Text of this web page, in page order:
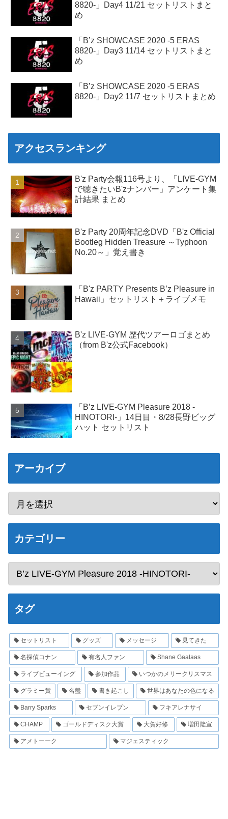
8820-」Day4 11/21 セットリストまと
め
「B’z SHOWCASE 2020 -5 ERAS
8820-」Day3 11/14 セットリストまと
め
「B’z SHOWCASE 2020 -5 ERAS
8820-」Day2 11/7 セットリストまとめ
アクセスランキング
B'z Party会報116号より、「LIVE-GYM
で聴きたいB'zナンバー」アンケート集
計結果 まとめ
B'z Party 20周年記念DVD「B'z Official
Bootleg Hidden Treasure ～Typhoon
No.20～」覚え書き
「B'z PARTY Presents B’z Pleasure in
Hawaii」セットリスト＋ライブメモ
B'z LIVE-GYM 歴代ツアーロゴまとめ
（from B'z公式Facebook）
「B’z LIVE-GYM Pleasure 2018 -
HINOTORI-」14日目・8/28長野ビッグ
ハット セットリスト
アーカイブ
カテゴリー
タグ
セットリスト グッズ メッセージ 見てきた
名探偵コナン 有名人ファン Shane Gaalaas
ライブビューイング 参加作品 いつかのメリークリスマス
グラミー賞 名盤 書き起こし 世界はあなたの色になる
Barry Sparks セブンイレブン フキアレナサイ
CHAMP ゴールドディスク大賞 大賀好修 増田隆宣
アメトーーク マジェスティック